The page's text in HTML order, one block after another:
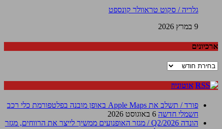
גלריה / סקוט טראוולר קונספט
9 במרץ 2026
ארכיונים
ארכיונים
אוטוניוז
פורד / תשלב את Apple Maps באופן מובנה בפלטפורמת כלי רכב
חשמלי חדשה 6 באוגוסט 2026
הונדה Q2/2026 / מגזר האופנועים ממשיך לייצר את הרווחים, מגזר